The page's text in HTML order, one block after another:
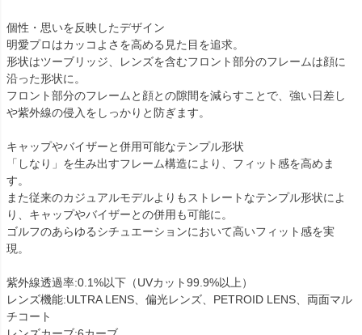
個性・思いを反映したデザイン
明愛プロはカッコよさを高める見た目を追求。
形状はツーブリッジ、レンズを含むフロント部分のフレームは顔に
沿った形状に。
フロント部分のフレームと顔との隙間を減らすことで、強い日差し
や紫外線の侵入をしっかりと防ぎます。
キャップやバイザーと併用可能なテンプル形状
「しなり」を生み出すフレーム構造により、フィット感を高めま
す。
また従来のカジュアルモデルよりもストレートなテンプル形状によ
り、キャップやバイザーとの併用も可能に。
ゴルフのあらゆるシチュエーションにおいて高いフィット感を実
現。
紫外線透過率:0.1%以下（UVカット99.9%以上）
レンズ機能:ULTRA LENS、偏光レンズ、PETROID LENS、両面マル
チコート